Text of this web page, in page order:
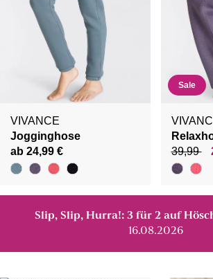
VIVANCE
Jogginghose
ab 24,99 €
Sale
39,99
Slip, Slip, Hurra!: 3 für 2 auf
16.08.2026